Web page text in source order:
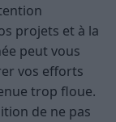
projets et à la
peut vous
vos efforts
trop floue.
de ne pas